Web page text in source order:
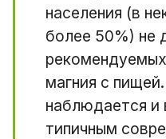
населения (в
более 50%) не
магния с
наблюдается и
типичным